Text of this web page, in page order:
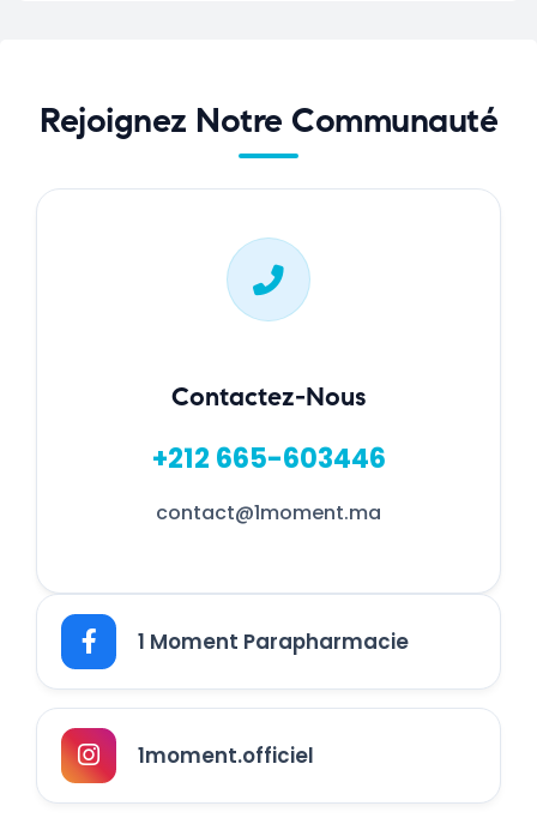
Rejoignez Notre Communauté
Contactez-Nous
+212 665-603446
contact@1moment.ma
1 Moment Parapharmacie
1moment.officiel